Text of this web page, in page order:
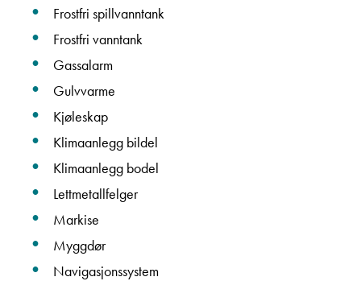
Lurer du på noe? Spør!
Sted
Hva gjelder det?
E-post
Frostfri spillvanntank
Frostfri vanntank
Gassalarm
Gulvvarme
Kjøleskap
Klimaanlegg bildel
Klimaanlegg bodel
Lettmetallfelger
Markise
Myggdør
Navigasjonssystem